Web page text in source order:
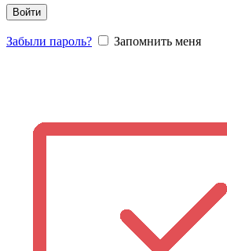
Войти
Забыли пароль? Запомнить меня